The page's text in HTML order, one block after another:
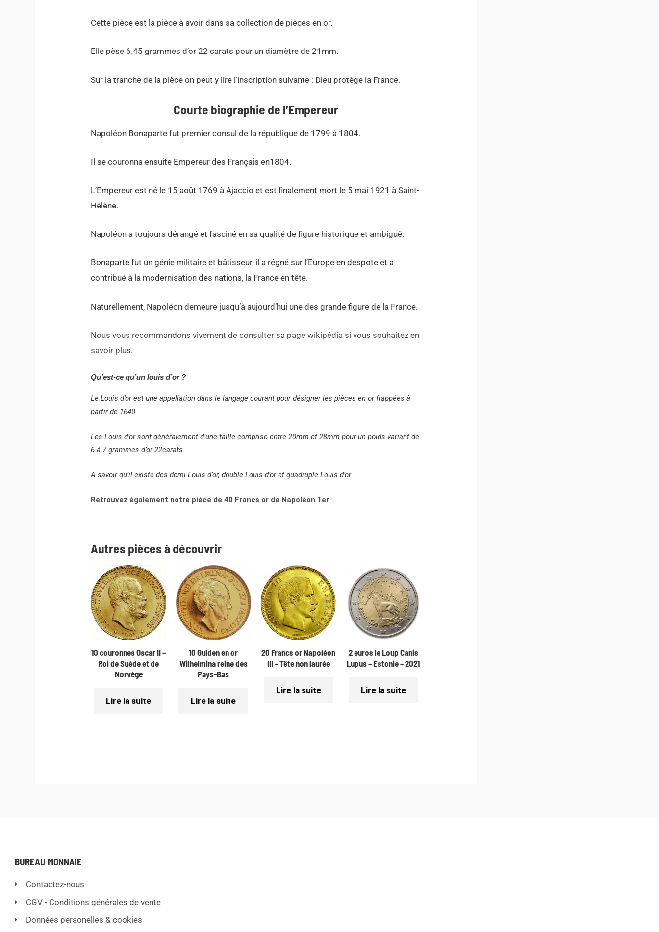
Cette pièce est la pièce à avoir dans sa collection de pièces en or.
Elle pèse 6.45 grammes d’or 22 carats pour un diamètre de 21mm.
Sur la tranche de la pièce on peut y lire l’inscription suivante : Dieu protège la France.
Courte biographie de l’Empereur
Napoléon Bonaparte fut premier consul de la république de 1799 à 1804.
Il se couronna ensuite Empereur des Français en1804.
L’Empereur est né le 15 août 1769 à Ajaccio et est finalement mort le 5 mai 1921 à Saint-
Hélène.
Napoléon a toujours dérangé et fasciné en sa qualité de figure historique et ambiguë.
Bonaparte fut un génie militaire et bâtisseur, il a régné sur l’Europe en despote et a
contribué à la modernisation des nations, la France en tête.
Naturellement, Napoléon demeure jusqu’à aujourd’hui une des grande figure de la France.
Nous vous recommandons vivement de consulter sa page wikipédia si vous souhaitez en
savoir plus.
Qu’est-ce qu’un louis d’or ?
Le Louis d’or est une appellation dans le langage courant pour désigner les pièces en or frappées à
partir de 1640.
Les Louis d’or sont généralement d’une taille comprise entre 20mm et 28mm pour un poids variant de
6 à 7 grammes d’or 22carats.
A savoir qu’il existe des demi-Louis d’or, double Louis d’or et quadruple Louis d’or.
Retrouvez également notre pièce de 40 Francs or de Napoléon 1er
Autres pièces à découvrir
10 couronnes Oscar II –
Roi de Suède et de
Norvège
Lire la suite
10 Gulden en or
Wilhelmina reine des
Pays-Bas
Lire la suite
20 Francs or Napoléon
III – Tête non laurée
Lire la suite
2 euros le Loup Canis
Lupus – Estonie – 2021
Lire la suite
BUREAU MONNAIE
Contactez-nous
CGV - Conditions générales de vente
Données personelles & cookies